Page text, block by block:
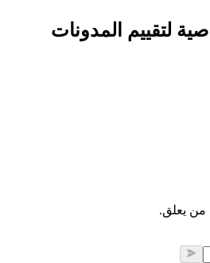
لتقييم المدونات
من يعلق.